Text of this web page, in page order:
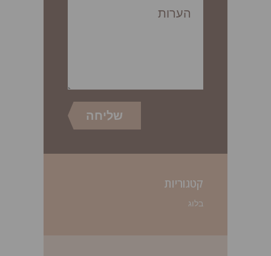
קטגוריות
בלוג